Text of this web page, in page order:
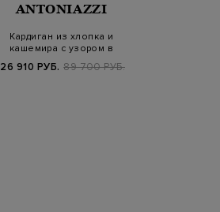
ANTONIAZZI
Кардиган из хлопка и
кашемира с узором в
26 910 РУБ. 89 700 РУБ.